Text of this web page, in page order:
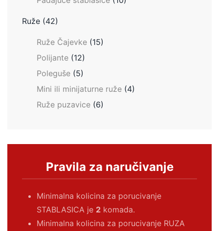
Ruže (42)
Ruže Čajevke (15)
Polijante (12)
Poleguše (5)
Mini ili minijaturne ruže (4)
Ruže puzavice (6)
Pravila za naručivanje
Minimalna kolicina za porucivanje
STABLASICA je 2 komada.
Minimalna kolicina za porucivanje RUZA